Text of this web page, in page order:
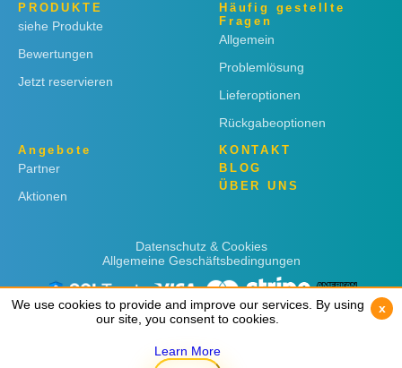
PRODUKTE
siehe Produkte
Bewertungen
Jetzt reservieren
Häufig gestellte
Fragen
Allgemein
Problemlösung
Lieferoptionen
Rückgabeoptionen
Angebote
Partner
Aktionen
KONTAKT
BLOG
ÜBER UNS
Datenschutz & Cookies
Allgemeine Geschäftsbedingungen
We use cookies to provide and improve our services. By using
our site, you consent to cookies.
Learn More
x
We use cookies to provide and improve our services. By using
our site, you consent to cookies.
Learn More
x